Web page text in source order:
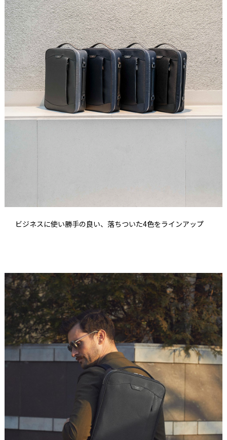
ビジネスに使い勝手の良い、落ちついた4色をラインアップ